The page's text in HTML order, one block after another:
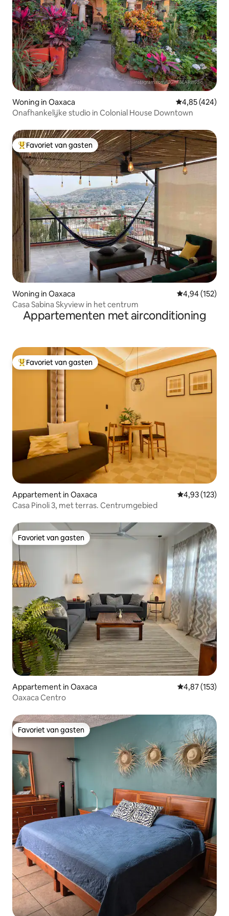
Woning in Oaxaca Gemiddelde
4,85 (424)
Onafhankelijke studio in Colonial House Downtown
Topfavoriet van gasten
Favoriet van gasten
Woning in Oaxaca Gemiddelde
4,94 (152)
Casa Sabina Skyview in het centrum
Appartementen met airconditioning
Topfavoriet van gasten
Favoriet van gasten
Appartement in Oaxaca Gemiddelde
4,93 (123)
Casa Pinoli 3, met terras. Centrumgebied
Favoriet van gasten
Favoriet van gasten
Appartement in Oaxaca Gemiddelde
4,87 (153)
Oaxaca Centro
Favoriet van gasten
Favoriet van gasten